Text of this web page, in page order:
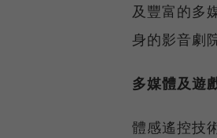
及豐富的多
身的影音劇院
多媒體及遊
體感遙控技